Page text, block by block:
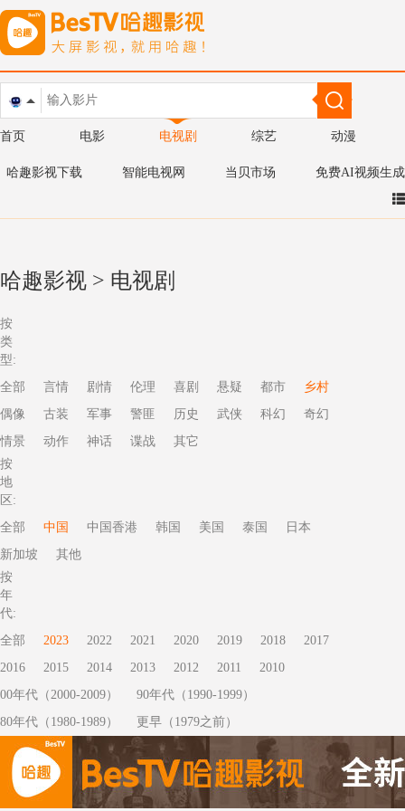
首页 电影 电视剧 综艺 动漫
哈趣影视下载 智能电视网 当贝市场 免费AI视频生成
哈趣影视 > 电视剧
按
类
型:
全部
言情 剧情 伦理 喜剧 悬疑 都市
乡村
偶像
古装 军事 警匪 历史 武侠 科幻
奇幻
情景
动作 神话 谍战
其它
按
地
区:
全部
中国 中国香港 韩国 美国 泰国
日本
新加坡
其他
按
年
代:
全部
2023 2022 2021 2020 2019 2018
2017
2016
2015 2014 2013 2012 2011
2010
00年代（2000-2009）
90年代（1990-1999）
80年代（1980-1989）
更早（1979之前）